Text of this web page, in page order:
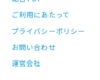
ご利用にあたって
プライバシーポリシー
お問い合わせ
運営会社